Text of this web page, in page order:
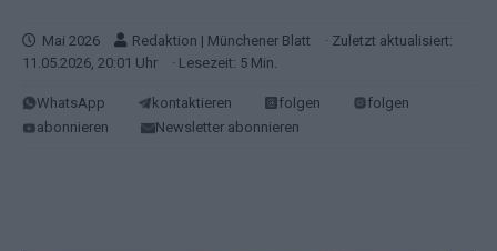
Mai 2026 Redaktion | Münchener Blatt
· Zuletzt aktualisiert:
11.05.2026, 20:01 Uhr
· Lesezeit: 5 Min.
WhatsApp kontaktieren folgen
folgen
abonnieren
Newsletter abonnieren